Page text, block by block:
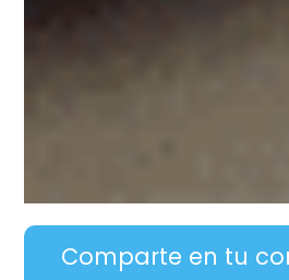
Comparte en tu